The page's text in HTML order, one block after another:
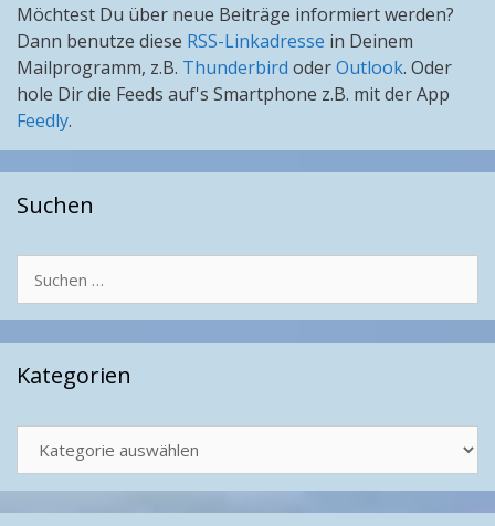
Möchtest Du über neue Beiträge informiert werden?
Dann benutze diese RSS-Linkadresse in Deinem
Mailprogramm, z.B. Thunderbird oderOutlook. Oder
hole Dir die Feeds auf's Smartphone z.B. mit der App
Feedly.
Suchen
nach:
Kategorien